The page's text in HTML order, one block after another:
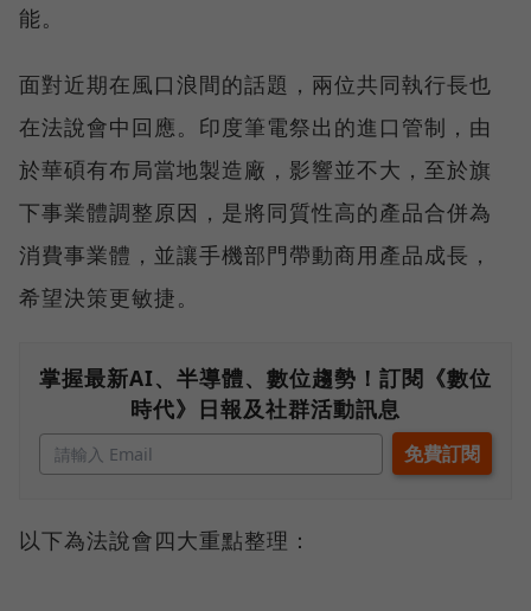
能。
面對近期在風口浪間的話題，兩位共同執行長也
在法說會中回應。印度筆電祭出的進口管制，由
於華碩有布局當地製造廠，影響並不大，至於旗
下事業體調整原因，是將同質性高的產品合併為
消費事業體，並讓手機部門帶動商用產品成長，
希望決策更敏捷。
掌握最新AI、半導體、數位趨勢！訂閱《數位
時代》日報及社群活動訊息
以下為法說會四大重點整理：